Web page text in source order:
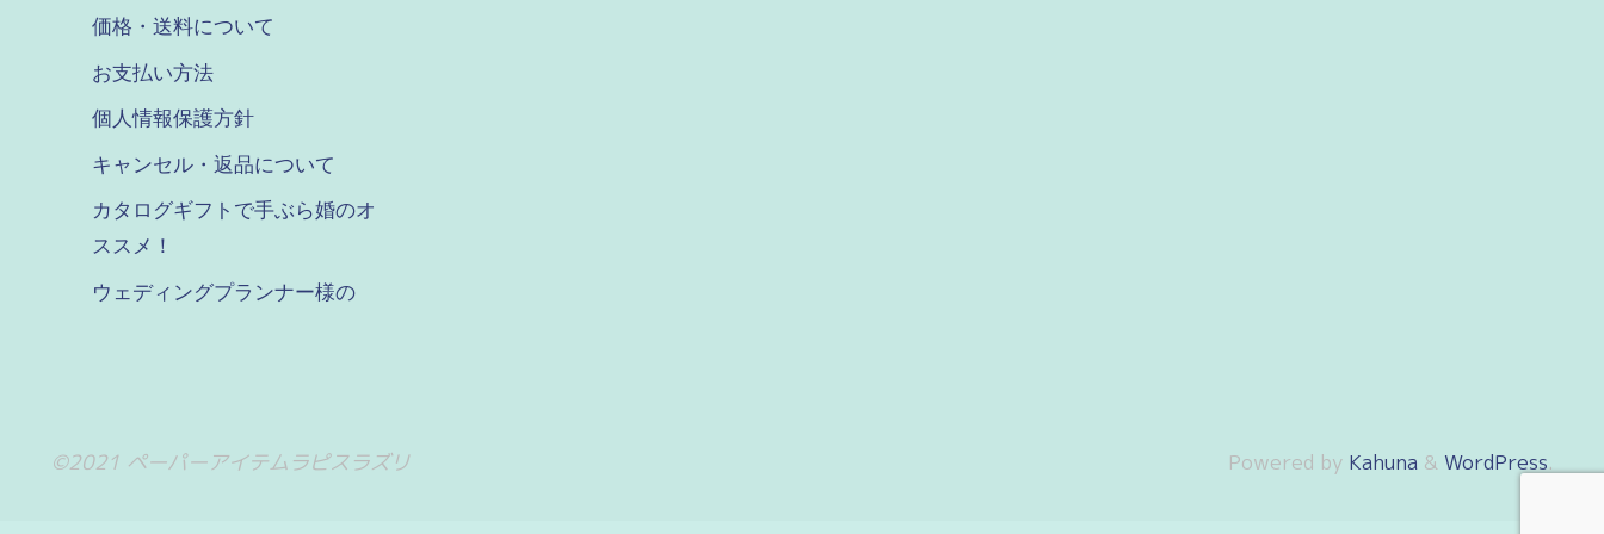
価格・送料について
お支払い方法
個人情報保護方針
キャンセル・返品について
カタログギフトで手ぶら婚のオ
ススメ！
ウェディングプランナー様の
Powered byKahuna& WordPress.
©2021 ペーパーアイテムラピスラズリ